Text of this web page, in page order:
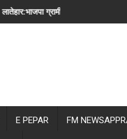
की संयुक्त मासिक बैठक संपन्न
E PEPAR FM